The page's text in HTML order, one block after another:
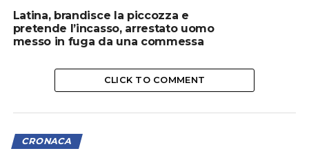
Latina, brandisce la piccozza e
pretende l’incasso, arrestato uomo
messo in fuga da una commessa
CLICK TO COMMENT
CRONACA